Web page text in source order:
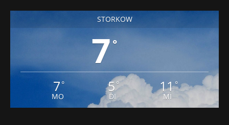
STORKOW
7°
7 °
MO
5°
DI
11°
MI